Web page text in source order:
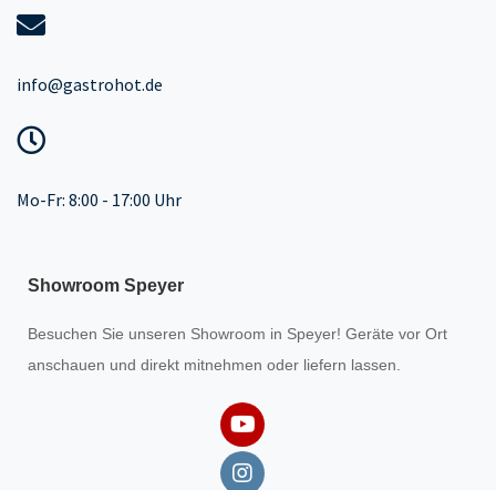
info@gastrohot.de
Mo-Fr: 8:00 - 17:00 Uhr
Showroom Speyer
Besuchen Sie unseren Showroom in Speyer! Geräte vor Ort
anschauen und direkt mitnehmen oder liefern lassen.